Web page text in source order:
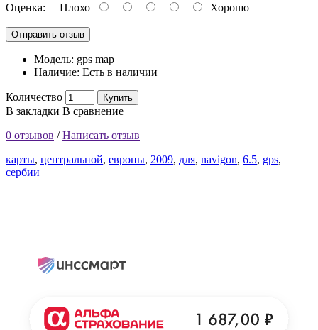
Оценка: Плохо Хорошо
Отправить отзыв
Модель: gps map
Наличие: Есть в наличии
Количество Купить
В закладки В сравнение
0 отзывов /Написать отзыв
карты, центральной, европы, 2009, для, navigon, 6.5, gps,
сербии